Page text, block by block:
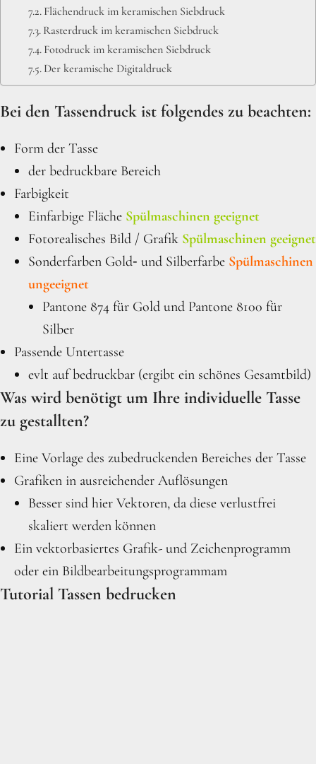
Flächendruck im keramischen Siebdruck
Rasterdruck im keramischen Siebdruck
Fotodruck im keramischen Siebdruck
Der keramische Digitaldruck
Bei den Tassendruck ist folgendes zu beachten:
Form der Tasse
der bedruckbare Bereich
Farbigkeit
Einfarbige Fläche Spülmaschinen geeignet
Fotorealisches Bild / Grafik Spülmaschinen geeignet
Sonderfarben Gold‐ und Silberfarbe Spülmaschinen
ungeeignet
Pantone 874 für Gold und Pantone 8100 für
Silber
Passende Untertasse
evlt auf bedruckbar (ergibt ein schönes Gesamtbild)
Was wird benötigt um Ihre individuelle Tasse
zu gestallten?
Eine Vorlage des zubedruckenden Bereiches der Tasse
Grafiken in ausreichender Auflösungen
Besser sind hier Vektoren, da diese verlustfrei
skaliert werden können
Ein vektorbasiertes Grafik- und Zeichenprogramm
oder ein Bildbearbeitungsprogrammam
Tutorial Tassen bedrucken